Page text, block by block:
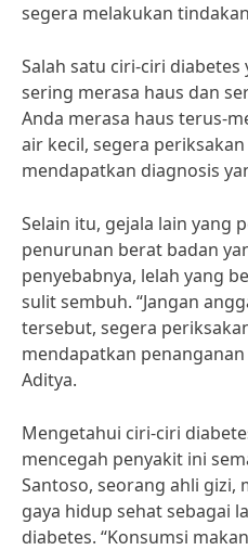
segera melakukan
Salah satu ciri-ciri
sering merasa haus dan
Anda merasa haus terus-
air kecil, segera
mendapatkan diagnosis
Selain itu, gejala lain yang
penurunan berat badan
penyebabnya, lelah yang
sulit sembuh. “Jangan
tersebut, segera
mendapatkan
Aditya.
Mengetahui ciri-ciri
mencegah penyakit ini
Santoso, seorang ahli gizi,
gaya hidup sehat sebagai
diabetes. “Konsumsi